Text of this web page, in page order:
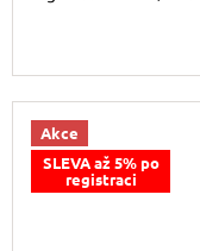
Akce
SLEVA až 5% po
registraci